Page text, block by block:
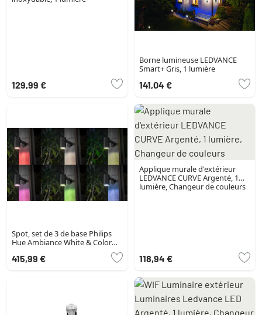
129,99 €
Borne lumineuse LEDVANCE
Smart+ Gris, 1 lumière
141,04 €
Spot, set de 3 de base Philips
Hue Ambiance White & Color
WACA Lily LED Noir, 1 lumière,
Changeur de couleurs
415,99 €
Applique murale d'extérieur
LEDVANCE CURVE Argenté, 1
lumière, Changeur de couleurs
118,94 €